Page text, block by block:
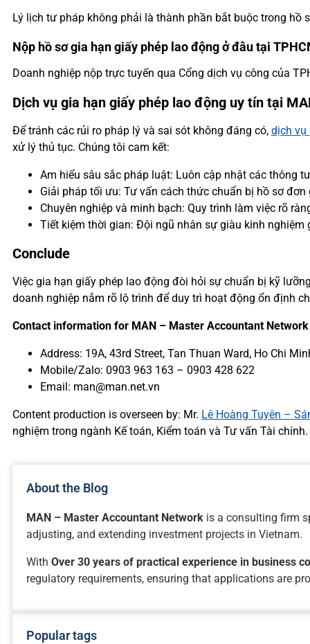
Lý lịch tư pháp không phải là thành phần bắt buộc trong
Nộp hồ sơ gia hạn giấy phép lao động ở đâu tại
Doanh nghiệp nộp trực tuyến qua Cổng dịch vụ công của
Dịch vụ gia hạn giấy phép lao động uy tín tại
Để tránh các rủi ro pháp lý và sai sót không đáng có, dịch vụ
xử lý thủ tục. Chúng tôi cam kết:
Am hiểu sâu sắc pháp luật: Luôn cập nhật các thông
Giải pháp tối ưu: Tư vấn cách thức chuẩn bị hồ sơ
Chuyên nghiệp và minh bạch: Quy trình làm việc rõ
Tiết kiệm thời gian: Đội ngũ nhân sự giàu kinh
Conclude
Việc gia hạn giấy phép lao động đòi hỏi sự chuẩn bị kỹ
doanh nghiệp nắm rõ lộ trình để duy trì hoạt động ổn định
Contact information for MAN – Master Accountant Network
Address: 19A, 43rd Street, Tan Thuan Ward, Ho Chi
Mobile/Zalo: 0903 963 163 – 0903 428 622
Email: man@man.net.vn
Content production is overseen by: Mr. Lê Hoàng Tuyên –
nghiệm trong ngành Kế toán, Kiểm toán và Tư vấn Tài chính.
About the Blog
MAN – Master Accountant Network is a consulting firm
adjusting, and extending investment projects in Vietnam.
With Over 30 years of practical experience in business
regulatory requirements, ensuring that applications are
Popular tags